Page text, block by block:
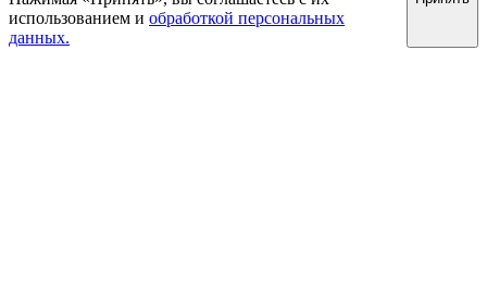
использованием и обработкой персональных
данных.